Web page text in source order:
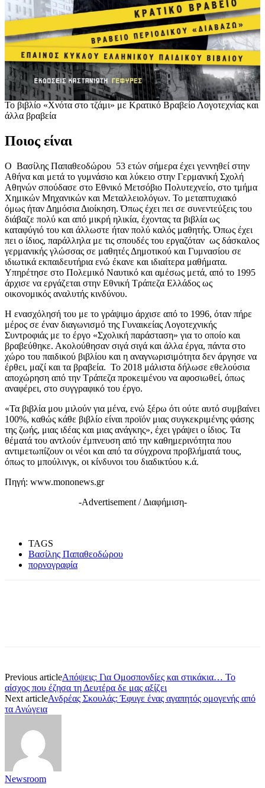
Το βιβλίο «Χνότα στο τζάμι» με Κρατικό Βραβείο Λογοτεχνίας και
άλλα βραβεία
Ποιος είναι
Ο Βασίλης Παπαθεοδώρου 53 ετών σήμερα έχει γεννηθεί στην
Αθήνα και μετά το γυμνάσιο και λύκειο στην Γερμανική Σχολή
Αθηνών σπούδασε στο Εθνικό Μετσόβιο Πολυτεχνείο, στο τμήμα
Χημικών Μηχανικών και Μεταλλειολόγων. Το μεταπτυχιακό
όμως ήταν Δημόσια Διοίκηση. Όπως έχει πει σε συνεντεύξεις του
διάβαζε πολύ και από μικρή ηλικία, έχοντας τα βιβλία ως
καταφύγιό του και άλλωστε ήταν πολύ καλός μαθητής. Όπως έχει
πει ο ίδιος, παράλληλα με τις σπουδές του εργαζόταν ως δάσκαλος
γερμανικής γλώσσας σε μαθητές Δημοτικού και Γυμνασίου σε
ιδιωτικά εκπαιδευτήρια ενώ έκανε και ιδιαίτερα μαθήματα.
Υπηρέτησε στο Πολεμικό Ναυτικό και αμέσως μετά, από το 1995
άρχισε να εργάζεται στην Εθνική Τράπεζα Ελλάδος ως
οικονομικός αναλυτής κινδύνου.
Η ενασχόλησή του με το γράψιμο άρχισε από το 1996, όταν πήρε
μέρος σε έναν διαγωνισμό της Γυναικείας Λογοτεχνικής
Συντροφιάς με το έργο «Σχολική παράσταση» για το οποίο και
βραβεύθηκε. Ακολούθησαν σιγά σιγά και άλλα έργα, πάντα στο
χώρο του παιδικού βιβλίου και η αναγνωρισιμότητα δεν άργησε να
έρθει, μαζί και τα βραβεία. Το 2018 μάλιστα δήλωσε εθελούσια
αποχώρηση από την Τράπεζα προκειμένου να αφοσιωθεί, όπως
αναφέρει, στο συγγραφικό του έργο.
«Τα βιβλία μου μιλούν για μένα, ενώ ξέρω ότι ούτε αυτό συμβαίνει
100%, καθώς κάθε βιβλίο είναι προϊόν μιας συγκεκριμένης φάσης
της ζωής, μιας ιδέας και μιας ανάγκης», έχει γράψει ο ίδιος. Τα
θέματά του αντλούν έμπνευση από την καθημερινότητα που
αντιμετωπίζουν οι νέοι και από τα σύγχρονα προβλήματά τους,
όπως το μπούλινγκ, οι κίνδυνοι του διαδικτύου κ.ά.
Πηγή: www.mononews.gr
-Advertisement / Διαφήμιση-
TAGS
Βασίλης Παπαθεοδώρου
πορνογραφία
Previous articleΑπόψεις: Για Ομοσπονδίες και στικάκια… Το
αίσχος που έζησα τη Δευτέρα δε μας αξίζει
Next articleΑνδρέας Σκουλάς: Έφυγε ένας αγαπητός ομογενής από
τα Ανώγεια
Newsroom